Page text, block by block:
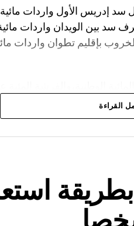
القراءة
بطريقة